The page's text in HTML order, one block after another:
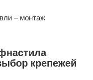
– монтаж
крепежей